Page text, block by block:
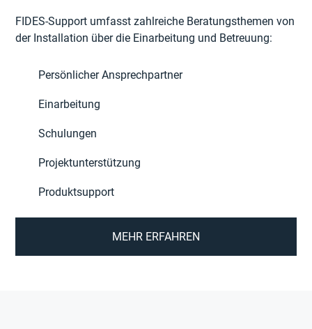
FIDES-Support umfasst zahlreiche Beratungsthemen von
der Installation über die Einarbeitung und Betreuung:
Persönlicher Ansprechpartner
Einarbeitung
Schulungen
Projektunterstützung
Produktsupport
MEHR ERFAHREN